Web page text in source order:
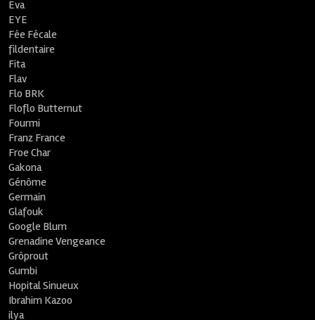
Eva
EYE
Fée Fécale
fildentaire
Fita
Flav
Flo BRK
Floflo Butternut
Fourmi
Franz France
Froe Char
Gakona
Génôme
Germain
Glafouk
Google Blum
Grenadine Vengeance
Grôprout
Gumbi
Hopital Sinueux
Ibrahim Kazoo
ilya